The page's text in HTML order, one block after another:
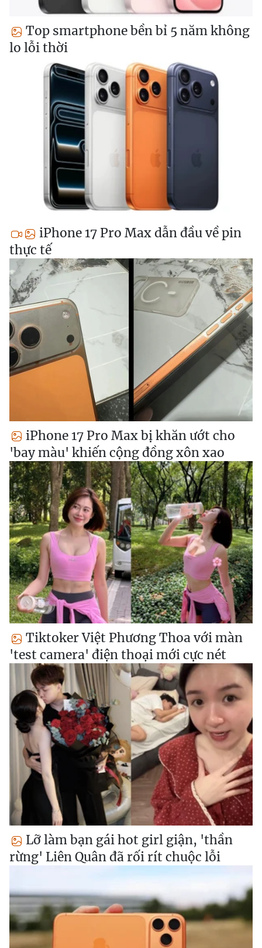
Top smartphone bền bỉ 5 năm không
lo lỗi thời
iPhone 17 Pro Max dẫn đầu về pin
thực tế
iPhone 17 Pro Max bị khăn ướt cho
'bay màu' khiến cộng đồng xôn xao
Tiktoker Việt Phương Thoa với màn
'test camera' điện thoại mới cực nét
Lỡ làm bạn gái hot girl giận, 'thần
rừng' Liên Quân đã rối rít chuộc lỗi